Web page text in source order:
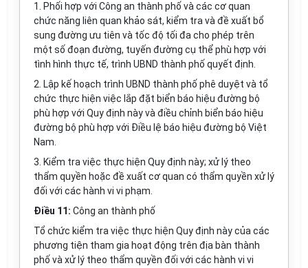
1. Phối hợp với Công an thành phố và các cơ quan
chức năng liên quan khảo sát, kiểm tra và đề xuất bổ
sung đường ưu tiên và tốc độ tối đa cho phép trên
một số đoạn đường, tuyến đường cụ thể phù hợp với
tình hình thực tế, trình UBND thành phố quyết định.
2. Lập kế hoạch trình UBND thành phố phê duyệt và tổ
chức thực hiện việc lắp đặt biển báo hiệu đường bộ
phù hợp với Quy định này và điều chỉnh biển báo hiệu
đường bộ phù hợp với Điều lệ báo hiệu đường bộ Việt
Nam.
3. Kiểm tra việc thực hiện Quy định này; xử lý theo
thẩm quyền hoặc đề xuất cơ quan có thẩm quyền xử lý
đối với các hành vi vi phạm.
Điều 11: Công an thành phố
Tổ chức kiểm tra việc thực hiện Quy định này của các
phương tiện tham gia hoạt động trên địa bàn thành
phố và xử lý theo thẩm quyền đối với các hành vi vi